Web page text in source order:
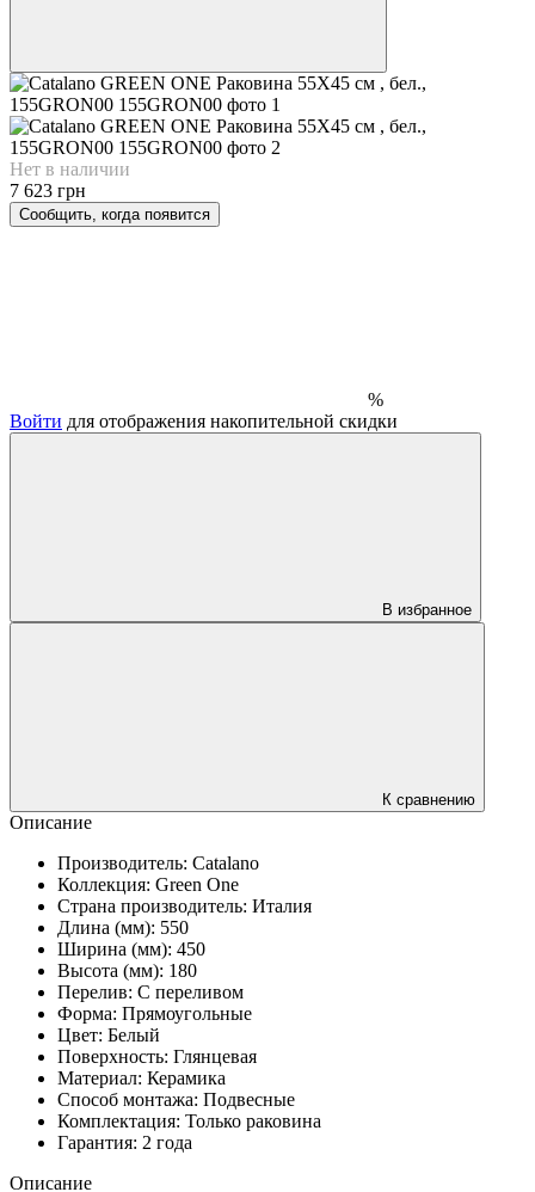
Нет в наличии
7 623 грн
Сообщить, когда появится
%
Войти для отображения накопительной скидки
В избранное
К сравнению
Описание
Производитель: Catalano
Коллекция: Green One
Cтрана производитель: Италия
Длина (мм): 550
Ширина (мм): 450
Высота (мм): 180
Перелив: С переливом
Форма: Прямоугольные
Цвет: Белый
Поверхность: Глянцевая
Материал: Керамика
Cпособ монтажа: Подвесные
Комплектация: Только раковина
Гарантия: 2 года
Описание